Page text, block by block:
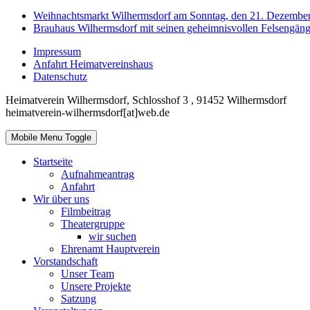
Weihnachtsmarkt Wilhermsdorf am Sonntag, den 21.
Brauhaus Wilhermsdorf mit seinen geheimnisvollen
Impressum
Anfahrt Heimatvereinshaus
Datenschutz
Heimatverein Wilhermsdorf, Schlosshof 3 , 91452 Wilhermsdorf
heimatverein-wilhermsdorf[at]web.de
Mobile Menu Toggle
Startseite
Aufnahmeantrag
Anfahrt
Wir über uns
Filmbeitrag
Theatergruppe
wir suchen
Ehrenamt Hauptverein
Vorstandschaft
Unser Team
Unsere Projekte
Satzung